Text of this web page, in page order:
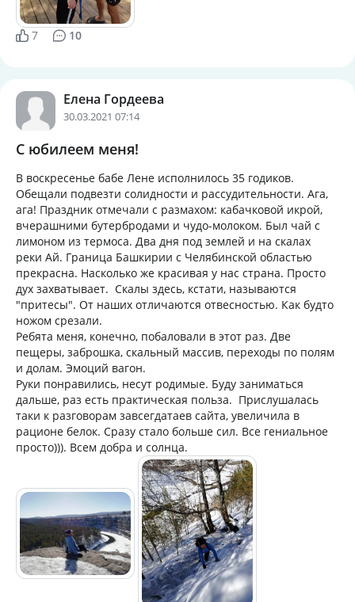
7 10
Елена Гордеева
30.03.2021 07:14
С юбилеем меня!
В воскресенье бабе Лене исполнилось 35 годиков.
Обещали подвезти солидности и рассудительности. Ага,
ага! Праздник отмечали с размахом: кабачковой икрой,
вчерашними бутербродами и чудо-молоком. Был чай с
лимоном из термоса. Два дня под землей и на скалах
реки Ай. Граница Башкирии с Челябинской областью
прекрасна. Насколько же красивая у нас страна. Просто
дух захватывает. Скалы здесь, кстати, называются
"притесы". От наших отличаются отвесностью. Как будто
ножом срезали.
Ребята меня, конечно, побаловали в этот раз. Две
пещеры, заброшка, скальный массив, переходы по полям
и долам. Эмоций вагон.
Руки понравились, несут родимые. Буду заниматься
дальше, раз есть практическая польза. Прислушалась
таки к разговорам завсегдатаев сайта, увеличила в
рационе белок. Сразу стало больше сил. Все гениальное
просто))). Всем добра и солнца.